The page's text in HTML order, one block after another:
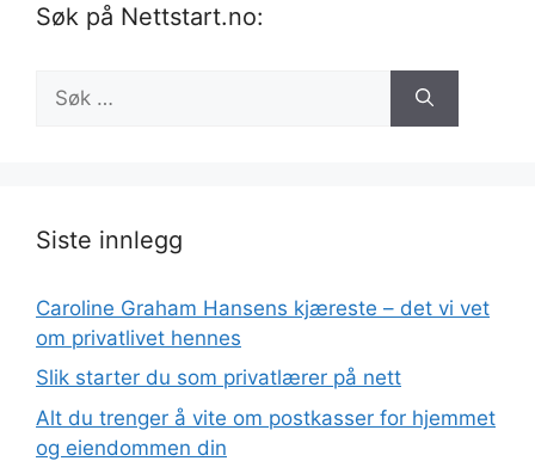
Søk på Nettstart.no:
etter:
Siste innlegg
Caroline Graham Hansens kjæreste – det vi vet
om privatlivet hennes
Slik starter du som privatlærer på nett
Alt du trenger å vite om postkasser for hjemmet
og eiendommen din